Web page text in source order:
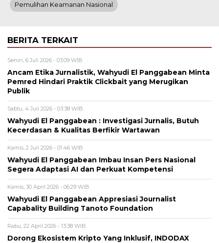
Pemulihan Keamanan Nasional
BERITA TERKAIT
Senin, 6 Juli 2026 - 03:09 WIB
Ancam Etika Jurnalistik, Wahyudi El Panggabean Minta
Pemred Hindari Praktik Clickbait yang Merugikan
Publik
Sabtu, 4 Juli 2026 - 03:38 WIB
Wahyudi El Panggabean : Investigasi Jurnalis, Butuh
Kecerdasan & Kualitas Berfikir Wartawan
Kamis, 2 Juli 2026 - 01:46 WIB
Wahyudi El Panggabean Imbau Insan Pers Nasional
Segera Adaptasi AI dan Perkuat Kompetensi
Kamis, 30 April 2026 - 06:29 WIB
Wahyudi El Panggabean Appresiasi Journalist
Capabality Building Tanoto Foundation
Rabu, 22 April 2026 - 13:38 WIB
Dorong Ekosistem Kripto Yang Inklusif, INDODAX